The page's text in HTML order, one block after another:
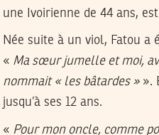
une Ivoirienne de 44 ans,
Née suite à un viol, Fatou a
« Ma sœur jumelle et moi,
nommait « les bâtardes » ».
jusqu’à ses 12 ans.
« Pour mon oncle, comme